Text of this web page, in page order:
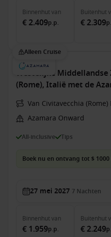
Binnenhutvan
€ 2.409p.p.
Buitenhut
€ 2.309
Alleen Cruise
Westelijke Middellandse
(Rome), Italië met de
Van Civitavecchia
Azamara Onward
All-inclusive Tips
Boek nu en ontvang tot $
27 mei 2027 7 Nachten
Binnenhutvan
€ 1.959p.p.
Buitenhut
€ 2.249